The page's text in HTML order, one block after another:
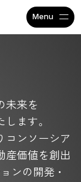
安定収入な
未来を
ます。
コンソーシア
産価値を創出
ンの開発・